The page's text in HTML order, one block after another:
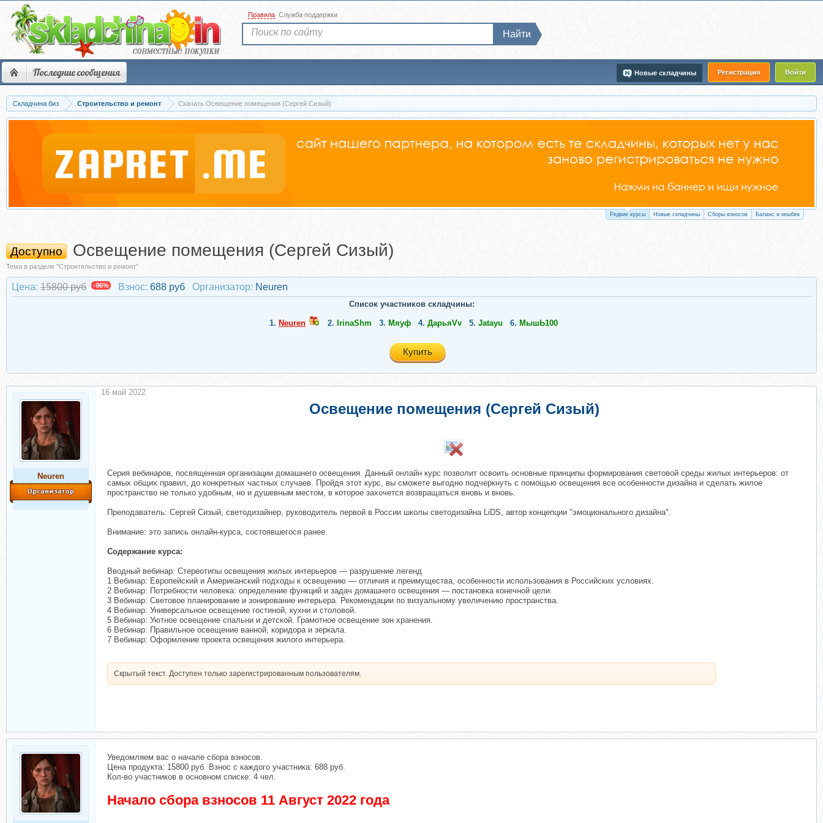
Последние сообщения Регистрация Войти
Новые складчины
Правила Служба поддержки
Найти
Складчина биз Строительство и ремонт Скачать Освещение помещения (Сергей Сизый)
Редкие курсы Новые складчины Сборы взносов Баланс и кешбек
Доступно Освещение помещения (Сергей Сизый)
Тема в разделе "Строительство и ремонт"
Цена: 15800 руб -96% Взнос: 688 руб Организатор: Neuren
Список участников складчины:
1. Neuren 2. IrinaShm 3. Мяуф 4. ДарьяVv 5. Jatayu 6. МышЬ100
Купить
Neuren
Освещение помещения (Сергей Сизый)
Серия вебинаров, посвященная организации домашнего освещения. Данный онлайн курс позволит освоить основные принципы формирования световой среды жилых интерьеров: от
самых общих правил, до конкретных частных случаев. Пройдя этот курс, вы сможете выгодно подчеркнуть с помощью освещения все особенности дизайна и сделать жилое
пространство не только удобным, но и душевным местом, в которое захочется возвращаться вновь и вновь.
Преподаватель: Сергей Сизый, светодизайнер, руководитель первой в России школы светодизайна LiDS, автор концепции "эмоционального дизайна".
Внимание: это запись онлайн-курса, состоявшегося ранее.
Содержание курса:
Вводный вебинар: Стереотипы освещения жилых интерьеров — разрушение легенд
1 Вебинар: Европейский и Американский подходы к освещению — отличия и преимущества, особенности использования в Российских условиях.
2 Вебинар: Потребности человека: определение функций и задач домашнего освещения — постановка конечной цели.
3 Вебинар: Световое планирование и зонирование интерьера. Рекомендации по визуальному увеличению пространства.
4 Вебинар: Универсальное освещение гостиной, кухни и столовой.
5 Вебинар: Уютное освещение спальни и детской. Грамотное освещение зон хранения.
6 Вебинар: Правильное освещение ванной, коридора и зеркала.
7 Вебинар: Оформление проекта освещения жилого интерьера.
Скрытый текст. Доступен только зарегистрированным пользователям.
16 май 2022
Уведомляем вас о начале сбора взносов.
Цена продукта: 15800 руб. Взнос с каждого участника: 688 руб.
Кол-во участников в основном списке: 4 чел.
Начало сбора взносов 11 Август 2022 года